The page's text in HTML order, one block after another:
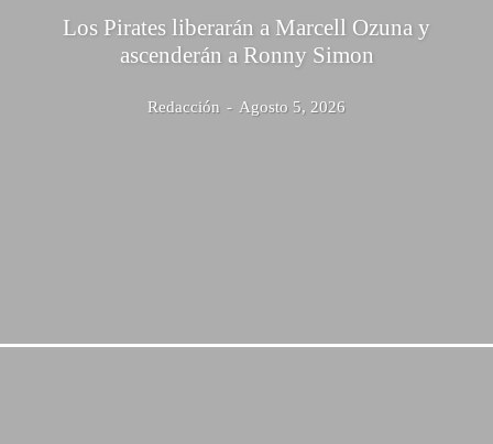
Los Pirates liberarán a Marcell Ozuna y
ascenderán a Ronny Simon
Redacción - Agosto 5, 2026